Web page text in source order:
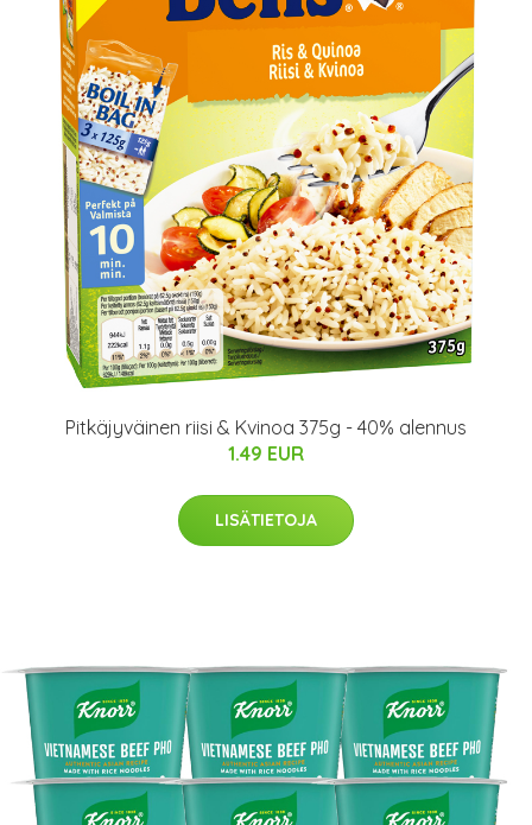
Pitkäjyväinen riisi & Kvinoa 375g - 40% alennus
1.49 EUR
LISÄTIETOJA